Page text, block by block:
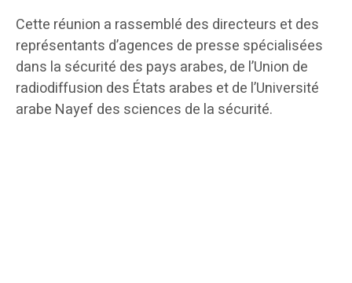
Cette réunion a rassemblé des directeurs et des
représentants d’agences de presse spécialisées
dans la sécurité des pays arabes, de l’Union de
radiodiffusion des États arabes et de l’Université
arabe Nayef des sciences de la sécurité.